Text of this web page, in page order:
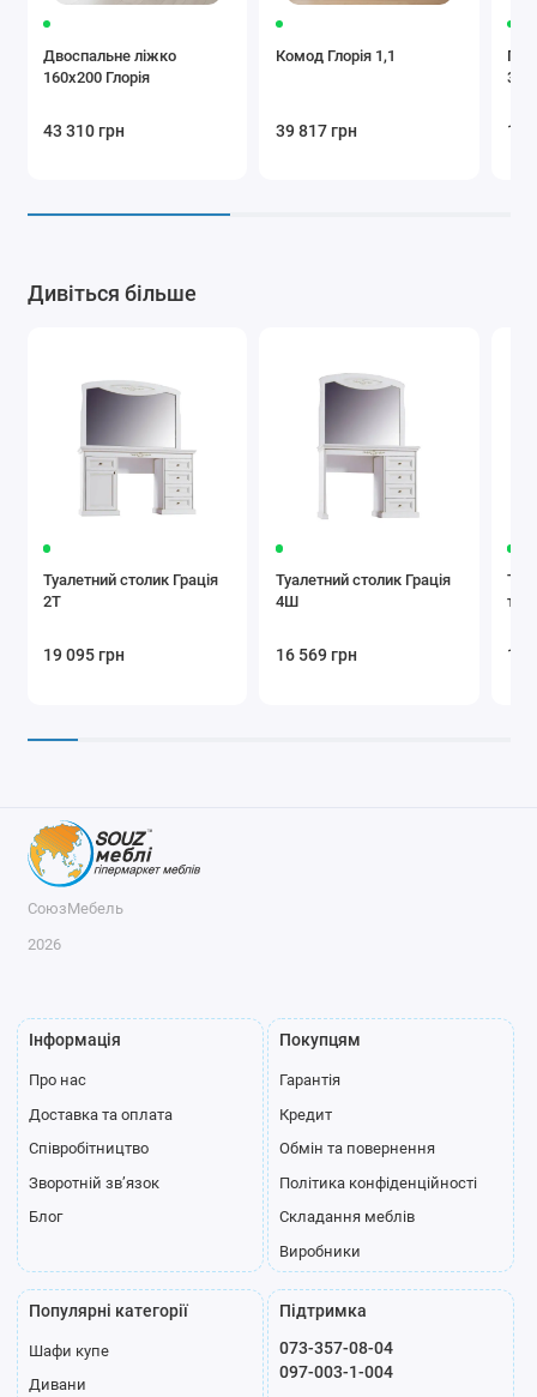
Двоспальне ліжко
160x200 Глорія
43 310 грн
Комод Глорія 1,1
39 817 грн
3Ш
19
Дивіться більше
Туалетний столик Грація
2Т
19 095 грн
Туалетний столик Грація
4Ш
16 569 грн 14
СоюзМебель
2026
Інформація
Про нас
Доставка та оплата
Співробітництво
Зворотній зв’язок
Блог
Покупцям
Гарантія
Кредит
Обмін та повернення
Політика конфіденційності
Складання меблів
Виробники
Популярні категорії
Шафи купе
Дивани
Підтримка
073-357-08-04
097-003-1-004